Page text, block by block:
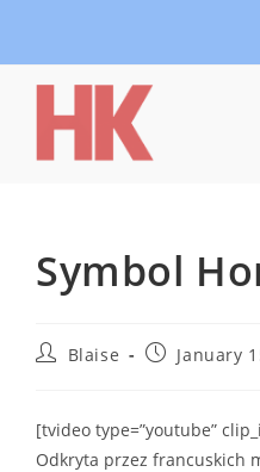
Symbol
PostBlaise
PostJanuary
[tvideo type=”youtube”
Odkryta przez francuskich